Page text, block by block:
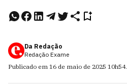
Da Redação
Redação Exame
Publicado em 16 de maio de 2025 10h54.